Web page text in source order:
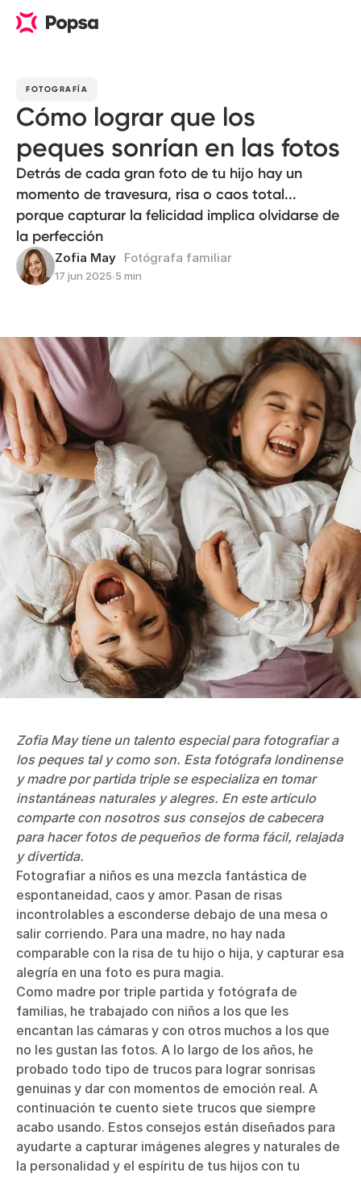
FOTOGRAFÍA
Cómo lograr que los
peques sonrían en las fotos
Detrás de cada gran foto de tu hijo hay un
momento de travesura, risa o caos total...
porque capturar la felicidad implica olvidarse de
la perfección
Zofia May Fotógrafa familiar
17 jun 2025∙5 min
Zofia May tiene un talento especial para fotografiar a
los peques tal y como son. Esta fotógrafa londinense
y madre por partida triple se especializa en tomar
instantáneas naturales y alegres. En este artículo
comparte con nosotros sus consejos de cabecera
para hacer fotos de pequeños de forma fácil, relajada
y divertida.
Fotografiar a niños es una mezcla fantástica de
espontaneidad, caos y amor. Pasan de risas
incontrolables a esconderse debajo de una mesa o
salir corriendo. Para una madre, no hay nada
comparable con la risa de tu hijo o hija, y capturar esa
alegría en una foto es pura magia.
Como madre por triple partida y fotógrafa de
familias, he trabajado con niños a los que les
encantan las cámaras y con otros muchos a los que
no les gustan las fotos. A lo largo de los años, he
probado todo tipo de trucos para lograr sonrisas
genuinas y dar con momentos de emoción real. A
continuación te cuento siete trucos que siempre
acabo usando. Estos consejos están diseñados para
ayudarte a capturar imágenes alegres y naturales de
la personalidad y el espíritu de tus hijos con tu